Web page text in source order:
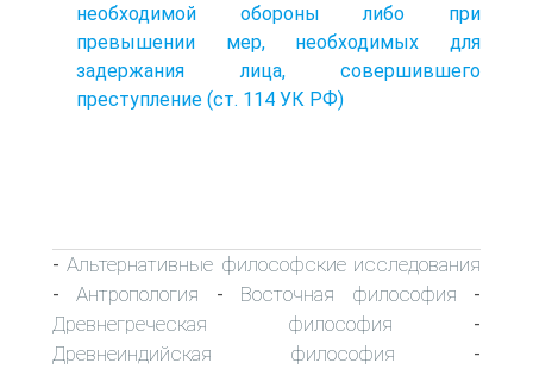
необходимой обороны либо при
превышении мер, необходимых для
задержания лица, совершившего
преступление (ст. 114 УК РФ)
-Альтернативные философские исследования
-Антропология - Восточная философия -
Древнегреческая философия -
Древнеиндийская философия -